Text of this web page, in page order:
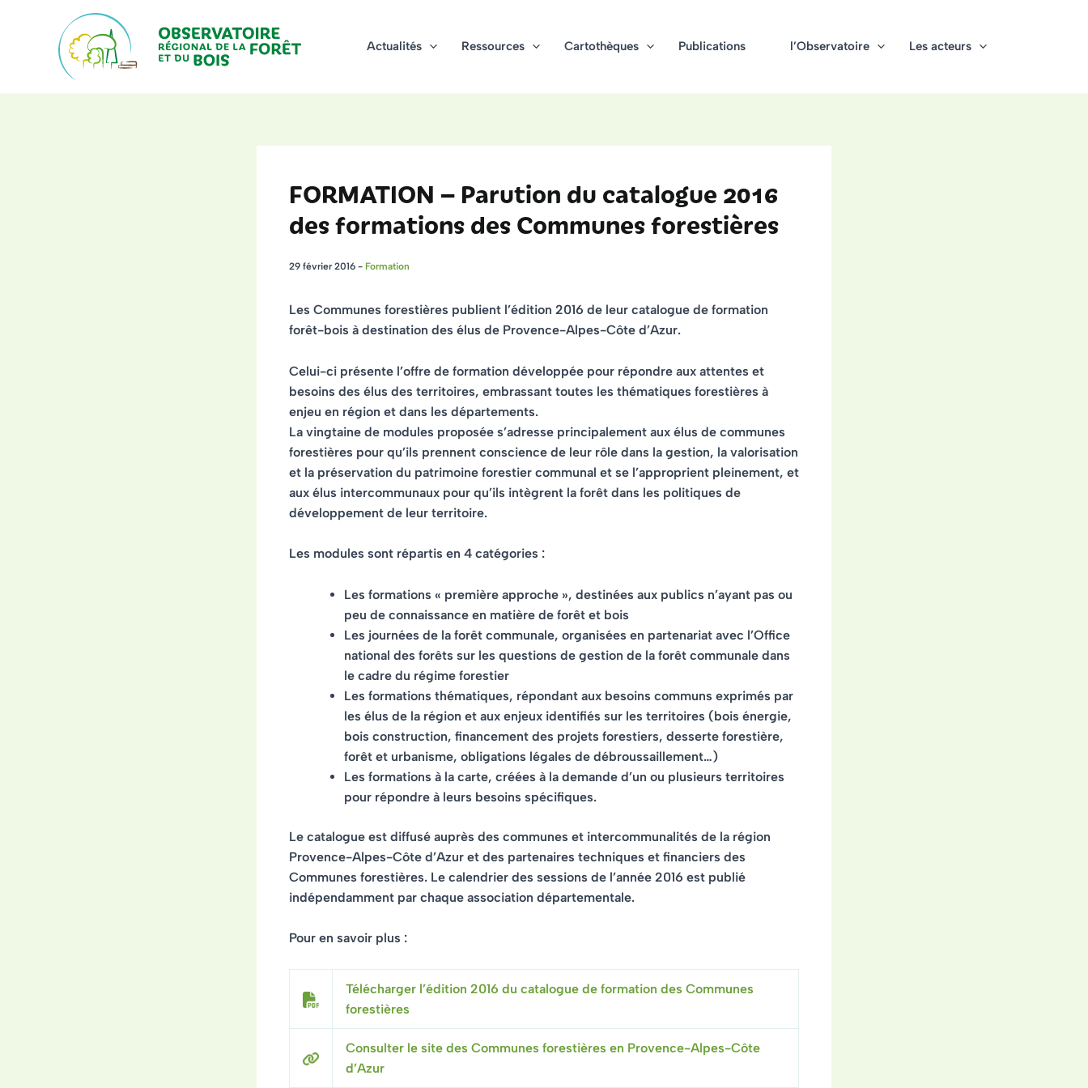
Actualités Ressources Cartothèques Publications l’Observatoire Les acteurs
FORMATION – Parution du catalogue 2016
des formations des Communes forestières
29 février 2016 - Formation
Les Communes forestières publient l’édition 2016 de leur catalogue de formation
forêt-bois à destination des élus de Provence-Alpes-Côte d’Azur.
Celui-ci présente l’offre de formation développée pour répondre aux attentes et
besoins des élus des territoires, embrassant toutes les thématiques forestières à
enjeu en région et dans les départements.
La vingtaine de modules proposée s’adresse principalement aux élus de communes
forestières pour qu’ils prennent conscience de leur rôle dans la gestion, la valorisation
et la préservation du patrimoine forestier communal et se l’approprient pleinement, et
aux élus intercommunaux pour qu’ils intègrent la forêt dans les politiques de
développement de leur territoire.
Les modules sont répartis en 4 catégories :
Les formations « première approche », destinées aux publics n’ayant pas ou
peu de connaissance en matière de forêt et bois
Les journées de la forêt communale, organisées en partenariat avec l’Office
national des forêts sur les questions de gestion de la forêt communale dans
le cadre du régime forestier
Les formations thématiques, répondant aux besoins communs exprimés par
les élus de la région et aux enjeux identifiés sur les territoires (bois énergie,
bois construction, financement des projets forestiers, desserte forestière,
forêt et urbanisme, obligations légales de débroussaillement…)
Les formations à la carte, créées à la demande d’un ou plusieurs territoires
pour répondre à leurs besoins spécifiques.
Le catalogue est diffusé auprès des communes et intercommunalités de la région
Provence-Alpes-Côte d’Azur et des partenaires techniques et financiers des
Communes forestières. Le calendrier des sessions de l’année 2016 est publié
indépendamment par chaque association départementale.
Pour en savoir plus :
Télécharger l’édition 2016 du catalogue de formation des Communes
forestières
Consulter le site des Communes forestières en Provence-Alpes-Côte
d’Azur